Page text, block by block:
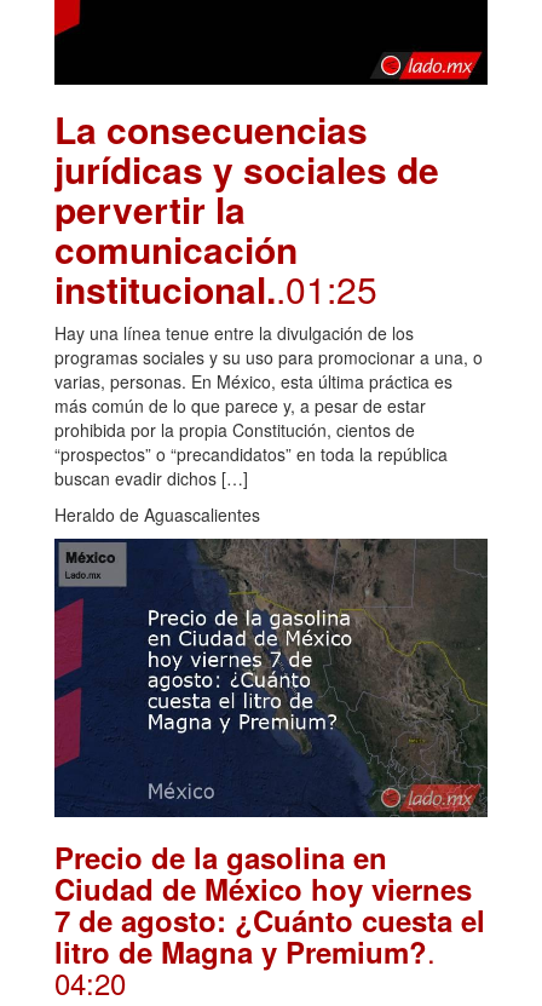
La consecuencias
jurídicas y sociales de
pervertir la
comunicación
institucional..01:25
Hay una línea tenue entre la divulgación de los
programas sociales y su uso para promocionar a una, o
varias, personas. En México, esta última práctica es
más común de lo que parece y, a pesar de estar
prohibida por la propia Constitución, cientos de
“prospectos” o “precandidatos” en toda la república
buscan evadir dichos […]
Heraldo de Aguascalientes
Precio de la gasolina en
Ciudad de México hoy viernes
7 de agosto: ¿Cuánto cuesta el
litro de Magna y Premium?.
04:20